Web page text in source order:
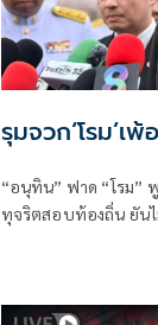
รุมจวก‘โรม’เ
“อนุทิน” ฟาด “โรม”
ทุจริตสอบท้องถิ่น ยัน